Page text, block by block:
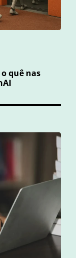
quê nas